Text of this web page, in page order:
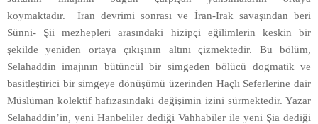
koymaktadır. İran devrimi sonrası ve İran-Irak savaşından beri
Sünni- Şii mezhepleri arasındaki hizipçi eğilimlerin keskin bir
şekilde yeniden ortaya çıkışının altını çizmektedir. Bu bölüm,
Selahaddin imajının bütüncül bir simgeden bölücü dogmatik ve
basitleştirici bir simgeye dönüşümü üzerinden Haçlı Seferlerine dair
Müslüman kolektif hafızasındaki değişimin izini sürmektedir. Yazar
Selahaddin’in, yeni Hanbeliler dediği Vahhabiler ile yeni Şia dediği